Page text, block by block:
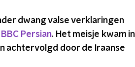
dwang valse verklaringen
BBC Persian. Het meisje kwam in
achtervolgd door de Iraanse